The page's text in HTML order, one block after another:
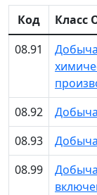
Код
Класс
08.91
08.92
08.93
08.99